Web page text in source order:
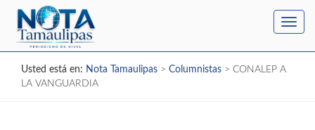
Usted está en: Nota Tamaulipas > Columnistas > CONALEP A
LA VANGUARDIA